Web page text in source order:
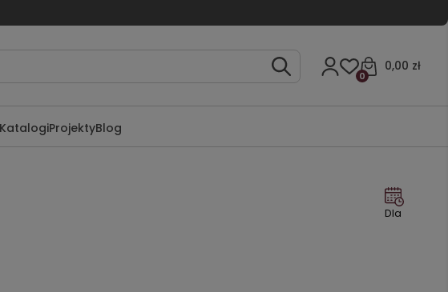
0,00 zł
0
KatalogiProjektyBlog
Dla